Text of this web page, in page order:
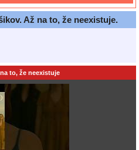
Až na to, že neexistuje.
to, že neexistuje